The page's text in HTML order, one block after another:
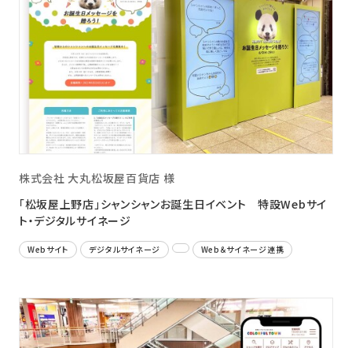
株式会社 大丸松坂屋百貨店 様
「松坂屋上野店」シャンシャンお誕生日イベント 特設Webサイ
ト・デジタルサイネージ
Webサイト デジタルサイネージ Web＆サイネージ連携